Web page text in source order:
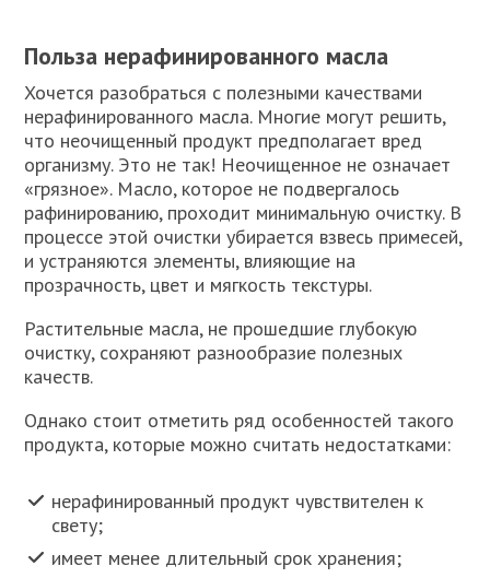
Польза нерафинированного масла
Хочется разобраться с полезными качествами
нерафинированного масла. Многие могут решить,
что неочищенный продукт предполагает вред
организму. Это не так! Неочищенное не означает
«грязное». Масло, которое не подвергалось
рафинированию, проходит минимальную очистку. В
процессе этой очистки убирается взвесь примесей,
и устраняются элементы, влияющие на
прозрачность, цвет и мягкость текстуры.
Растительные масла, не прошедшие глубокую
очистку, сохраняют разнообразие полезных
качеств.
Однако стоит отметить ряд особенностей такого
продукта, которые можно считать недостатками:
нерафинированный продукт чувствителен к
свету;
имеет менее длительный срок хранения;